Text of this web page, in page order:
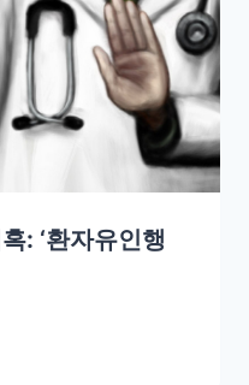
: ‘환자유인행